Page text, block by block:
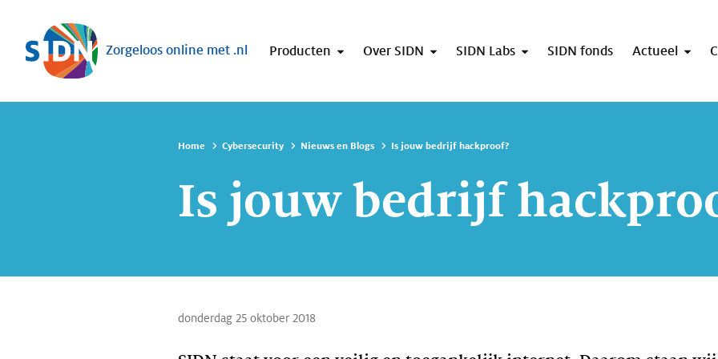
Sla navigatie over
Zorgeloos online met .nl Producten Over SIDN SIDN Labs SIDN fonds Actueel
Home Cybersecurity Nieuws en Blogs Is jouw bedrijf hackproof?
Is jouw bedrijf
donderdag 25 oktober 2018